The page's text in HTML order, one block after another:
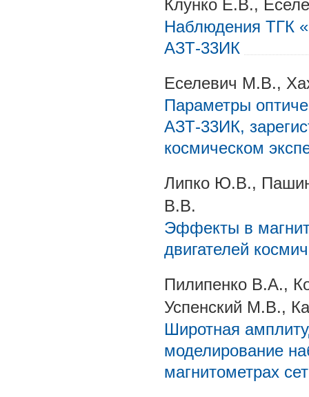
Клунко Е.В.,
Наблюдения ТГК
АЗТ-33ИК
Еселевич М.В.,
Параметры
АЗТ-33ИК,
космическом
Липко Ю.В.,
В.В.
Эффекты в
двигателей
Пилипенко В.А.,
Успенский М.В.,
Широтная
моделирование
магнитометрах